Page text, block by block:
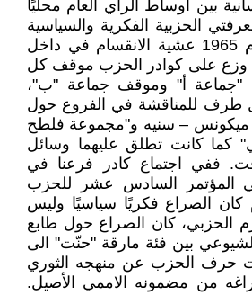
بين اوساط الرأي العام محليًا
الحزبية الفكرية والسياسية
بالفقيد كانت في العام 1965 عشية الانقسام في داخل
وزع على كوادر الحزب موقف كل
أ" وموقف جماعة "ب"،
للمناقشة في الفروع حول
– سنيه و"مجموعة فلطح
كما كانت تطلق عليهما وسائل
ففي اجتماع كادر فرعنا في
المؤتمر السادس عشر للحزب
كان الصراع فكريًا سياسيًا وليس
الحزبي، كان الصراع حول طابع
بين فئة مارقة "حنّت" الى
حرف الحزب عن منهجه الثوري
من مضمونه الاممي الأصيل.